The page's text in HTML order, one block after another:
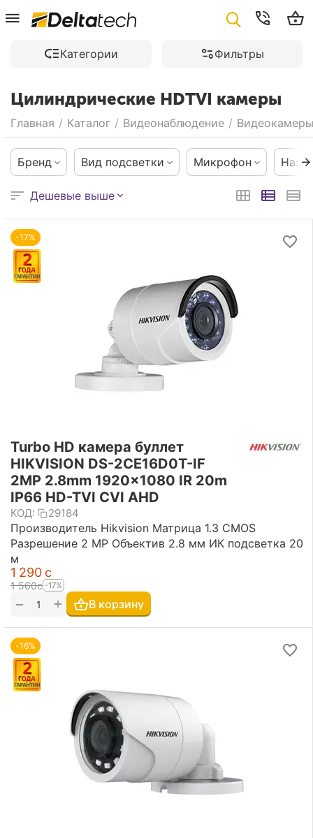
Категории Фильтры
Цилиндрические HDTVI камеры
Главная / Каталог / Видеонаблюдение / Видеокамеры
Бренд Вид подсветки Микрофон
Дешевые выше
-17%
Turbo HD камера буллет
HIKVISION DS-2CE16D0T-IF
2MP 2.8mm 1920×1080 IR 20m
IP66 HD-TVI CVI AHD
КОД: 29184
Производитель Hikvision Матрица 1.3 CMOS
Разрешение 2 MP Объектив 2.8 мм ИК подсветка 20
м
1 290 с
1 560с -17%
+
− В корзину
-16%